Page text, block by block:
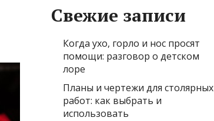
Свежие записи
Когда ухо, горло и нос просят
помощи: разговор о детском
лоре
Планы и чертежи для столярных
работ: как выбрать и
использовать